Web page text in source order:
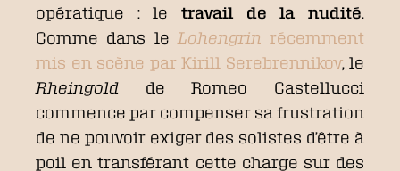
opératique : le travail de la nudité.
Comme dans le Lohengrin récemment
mis en scène par Kirill Serebrennikov, le
Rheingold de Romeo Castellucci
commence par compenser sa frustration
de ne pouvoir exiger des solistes d’être à
poil en transférant cette charge sur des